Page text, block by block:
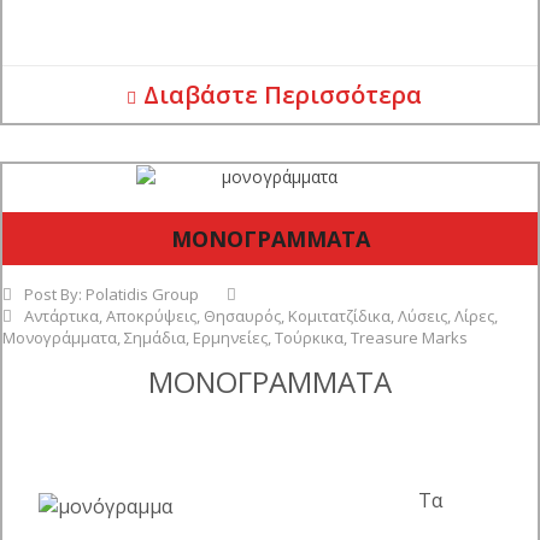
Διαβάστε Περισσότερα
ΜΟΝΟΓΡΑΜΜΑΤΑ
Post By: Polatidis Group
Αντάρτικα,Αποκρύψεις, Θησαυρός, Κομιτατζίδικα,Λύσεις,Λίρες,
Μονογράμματα,Σημάδια, Ερμηνείες,Τούρκικα,Treasure Marks
ΜΟΝΟΓΡΑΜΜΑΤΑ
Τα